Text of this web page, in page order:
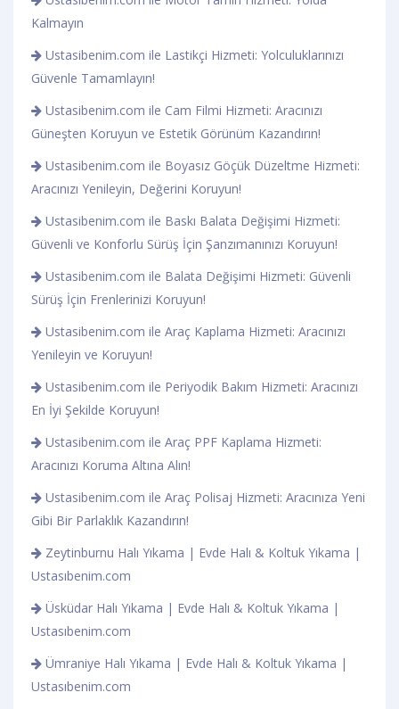
Kalmayın
Ustasibenim.com ile Lastikçi Hizmeti: Yolculuklarınızı
Güvenle Tamamlayın!
Ustasibenim.com ile Cam Filmi Hizmeti: Aracınızı
Güneşten Koruyun ve Estetik Görünüm Kazandırın!
Ustasibenim.com ile Boyasız Göçük Düzeltme Hizmeti:
Aracınızı Yenileyin, Değerini Koruyun!
Ustasibenim.com ile Baskı Balata Değişimi Hizmeti:
Güvenli ve Konforlu Sürüş İçin Şanzımanınızı Koruyun!
Ustasibenim.com ile Balata Değişimi Hizmeti: Güvenli
Sürüş İçin Frenlerinizi Koruyun!
Ustasibenim.com ile Araç Kaplama Hizmeti: Aracınızı
Yenileyin ve Koruyun!
Ustasibenim.com ile Periyodik Bakım Hizmeti: Aracınızı
En İyi Şekilde Koruyun!
Ustasibenim.com ile Araç PPF Kaplama Hizmeti:
Aracınızı Koruma Altına Alın!
Ustasibenim.com ile Araç Polisaj Hizmeti: Aracınıza Yeni
Gibi Bir Parlaklık Kazandırın!
Zeytinburnu Halı Yıkama | Evde Halı & Koltuk Yıkama |
Ustasıbenim.com
Üsküdar Halı Yıkama | Evde Halı & Koltuk Yıkama |
Ustasıbenim.com
Ümraniye Halı Yıkama | Evde Halı & Koltuk Yıkama |
Ustasıbenim.com